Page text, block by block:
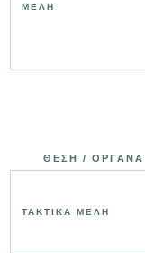
ΜΕΛΗ
ΘΕΣΗ / ΟΡΓΑΝΑ
ΤΑΚΤΙΚΑ ΜΕΛΗ